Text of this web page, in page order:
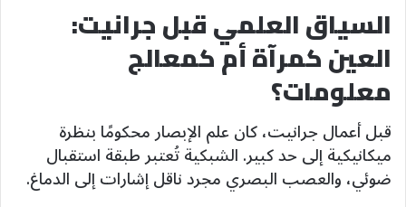
السياق العلمي قبل جرانيت:
العين كمرآة أم كمعالج
معلومات؟
قبل أعمال جرانيت، كان علم الإبصار محكومًا بنظرة
ميكانيكية إلى حد كبير. الشبكية تُعتبر طبقة استقبال
ضوئي، والعصب البصري مجرد ناقل إشارات إلى الدماغ.